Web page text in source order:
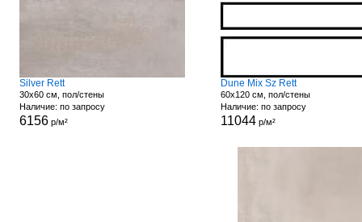
Silver Rett
30x60 см, пол/стены
Наличие: по запросу
6156р/м²
Dune Mix Sz Rett
60x120 см, пол/стены
Наличие: по запросу
11044р/м²